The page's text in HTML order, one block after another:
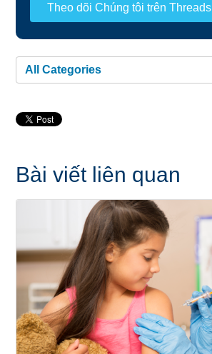
Theo dõi Chúng tôi trên Threads
All Categories
Bài viết liên quan